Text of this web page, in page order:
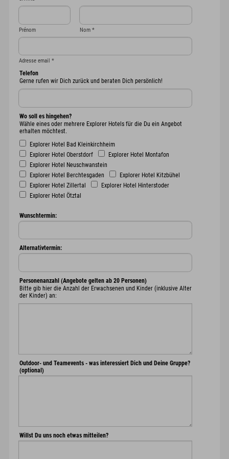
Prénom Nom *
Adresse email *
Telefon
Gerne rufen wir Dich zurück und beraten Dich persönlich!
Wo soll es hingehen?
Wähle eines oder mehrere Explorer Hotels für die Du ein Angebot
erhalten möchtest.
Explorer Hotel Bad Kleinkirchheim
Explorer Hotel Oberstdorf
Explorer Hotel Montafon
Explorer Hotel Neuschwanstein
Explorer Hotel Berchtesgaden
Explorer Hotel Kitzbühel
Explorer Hotel Zillertal
Explorer Hotel Hinterstoder
Explorer Hotel Ötztal
Wunschtermin:
Alternativtermin:
Personenanzahl (Angebote gelten ab 20 Personen)
Bitte gib hier die Anzahl der Erwachsenen und Kinder (inklusive Alter
der Kinder) an:
Outdoor- und Teamevents - was interessiert Dich und Deine Gruppe?
(optional)
Willst Du uns noch etwas mitteilen?